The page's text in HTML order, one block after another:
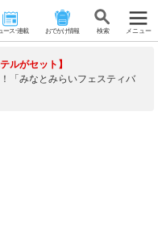
ース･連載 おでかけ情報 検 索 メニュー
ルがセット】
「みなとみらいフェスティバ